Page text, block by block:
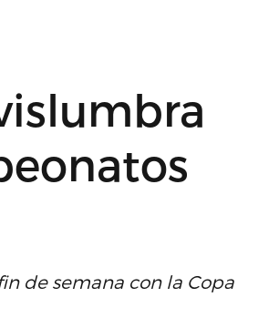
de semana con la Copa